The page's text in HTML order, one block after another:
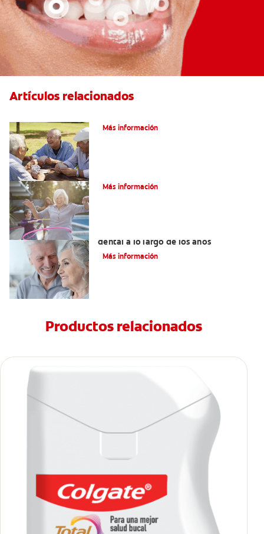
Artículos relacionados
Más información
Más información
dental a lo largo de los años
Más información
Productos relacionados